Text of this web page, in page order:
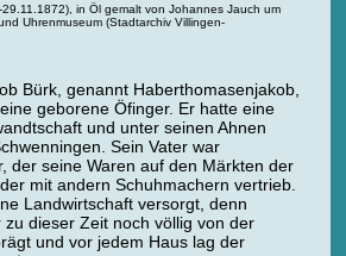
in Öl gemalt von Johannes Jauch um
Uhrenmuseum (Stadtarchiv Villingen-
Bürk, genannt Haberthomasenjakob,
geborene Öfinger. Er hatte eine
und unter seinen Ahnen
Sein Vater war
der seine Waren auf den Märkten der
mit andern Schuhmachern vertrieb.
Landwirtschaft versorgt, denn
zu dieser Zeit noch völlig von der
und vor jedem Haus lag der